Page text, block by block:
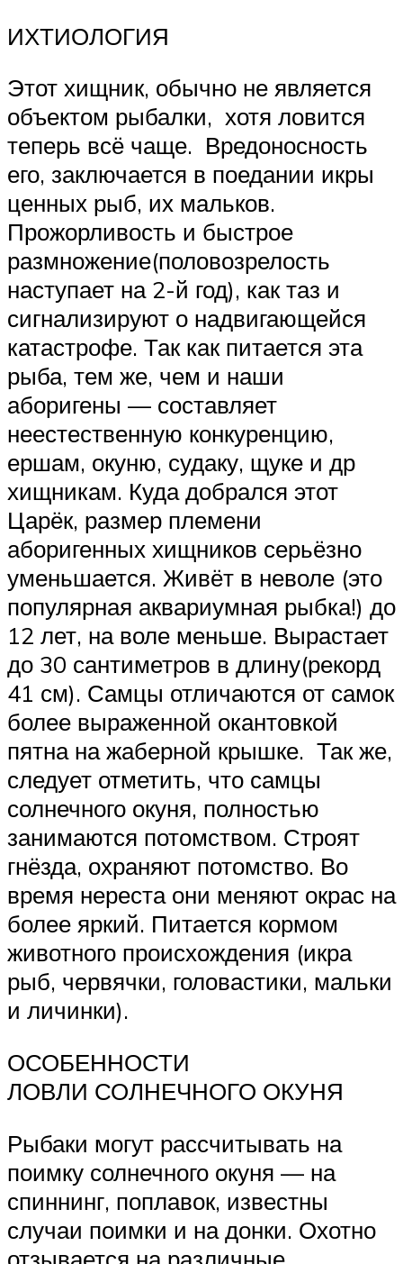
ИХТИОЛОГИЯ
Этот хищник, обычно не является
объектом рыбалки, хотя ловится
теперь всё чаще. Вредоносность
его, заключается в поедании икры
ценных рыб, их мальков.
Прожорливость и быстрое
размножение(половозрелость
наступает на 2-й год), как таз и
сигнализируют о надвигающейся
катастрофе. Так как питается эта
рыба, тем же, чем и наши
аборигены — составляет
неестественную конкуренцию,
ершам, окуню, судаку, щуке и др
хищникам. Куда добрался этот
Царёк, размер племени
аборигенных хищников серьёзно
уменьшается. Живёт в неволе (это
популярная аквариумная рыбка!) до
12 лет, на воле меньше. Вырастает
до 30 сантиметров в длину(рекорд
41 см). Самцы отличаются от самок
более выраженной окантовкой
пятна на жаберной крышке. Так же,
следует отметить, что самцы
солнечного окуня, полностью
занимаются потомством. Строят
гнёзда, охраняют потомство. Во
время нереста они меняют окрас на
более яркий. Питается кормом
животного происхождения (икра
рыб, червячки, головастики, мальки
и личинки).
ОСОБЕННОСТИ
ЛОВЛИ СОЛНЕЧНОГО ОКУНЯ
Рыбаки могут рассчитывать на
поимку солнечного окуня — на
спиннинг, поплавок, известны
случаи поимки и на донки. Охотно
отзывается на различные